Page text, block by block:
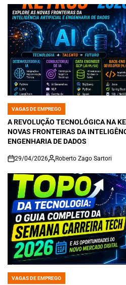
POSTED
IN
VAGAS DE EMPREGO
A REVOLUÇÃO TECNOLÓGICA NA
NOVAS FRONTEIRAS DA
ENGENHARIA DE DADOS
on
29/04/2026 Roberto Zago Sartori
POSTED
VAGAS DE EMPREGO